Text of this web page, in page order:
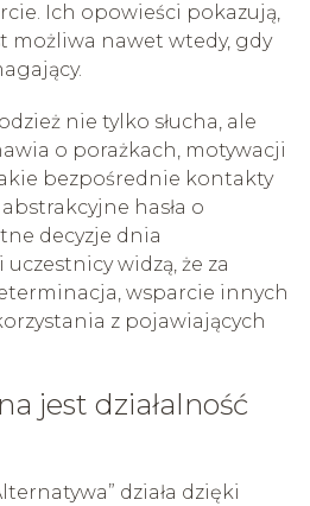
Ich opowieści pokazują,
możliwa nawet wtedy, gdy
nie tylko słucha, ale
o porażkach, motywacji
bezpośrednie kontakty
hasła o
decyzje dnia
widzą, że za
wsparcie innych
z pojawiających
jest działalność
działa dzięki